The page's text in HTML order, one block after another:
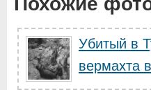
Убитый в
вермахта